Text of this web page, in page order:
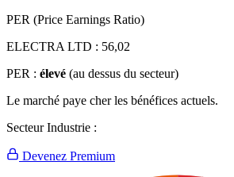
PER (Price Earnings Ratio)
ELECTRA LTD : 56,02
PER : élevé (au dessus du secteur)
Le marché paye cher les bénéfices actuels.
Secteur Industrie :
Devenez Premium